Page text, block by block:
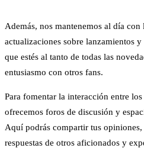
Además, nos mantenemos al día
actualizaciones sobre lanzamientos
que estés al tanto de todas las
entusiasmo con otros fans.
Para fomentar la interacción entre
ofrecemos foros de discusión y
Aquí podrás compartir tus
respuestas de otros aficionados y